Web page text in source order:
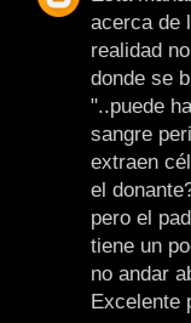
acerca de
realidad
donde se
"..puede
sangre
extraen
el
pero el
tiene un
no andar
Excelente